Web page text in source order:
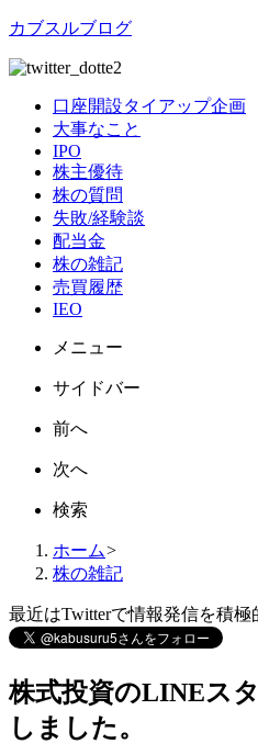
カブスルブログ
口座開設タイアップ企画
大事なこと
IPO
株主優待
株の質問
失敗/経験談
配当金
株の雑記
売買履歴
IEO
メニュー
サイドバー
前へ
次へ
検索
ホーム>
株の雑記
最近はTwitterで情報発信を積極
株式投資のLINEス
しました。